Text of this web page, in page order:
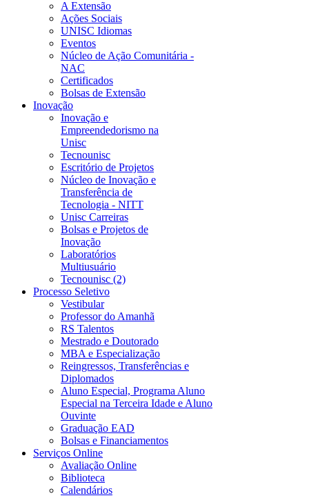
A Extensão
Ações Sociais
UNISC Idiomas
Eventos
Núcleo de Ação Comunitária -
NAC
Certificados
Bolsas de Extensão
Inovação
Inovação e
Empreendedorismo na
Unisc
Tecnounisc
Escritório de Projetos
Núcleo de Inovação e
Transferência de
Tecnologia - NITT
Unisc Carreiras
Bolsas e Projetos de
Inovação
Laboratórios
Multiusuário
Tecnounisc (2)
Processo Seletivo
Vestibular
Professor do Amanhã
RS Talentos
Mestrado e Doutorado
MBA e Especialização
Reingressos, Transferências e
Diplomados
Aluno Especial, Programa Aluno
Especial na Terceira Idade e Aluno
Ouvinte
Graduação EAD
Bolsas e Financiamentos
Serviços Online
Avaliação Online
Biblioteca
Calendários